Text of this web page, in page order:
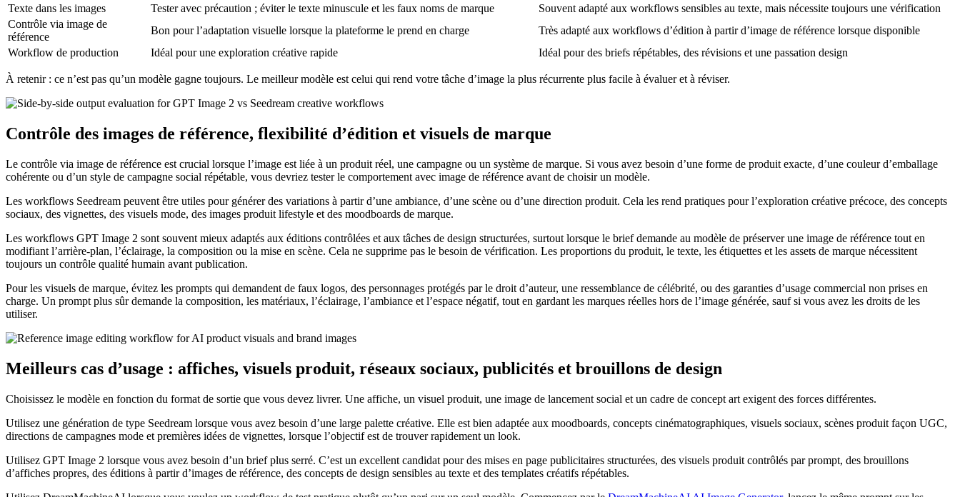
Texte dans les images
Tester avec précaution ; éviter le texte minuscule et les faux noms de marque
Souvent adapté aux workflows sensibles au texte, mais nécessite toujours une vérification
Contrôle via image de
référence
Bon pour l’adaptation visuelle lorsque la plateforme le prend en charge
Très adapté aux workflows d’édition à partir d’image de référence lorsque disponible
Workflow de production
Idéal pour une exploration créative rapide Idéal pour des briefs répétables, des révisions et une passation design
À retenir : ce n’est pas qu’un modèle gagne toujours. Le meilleur modèle est celui qui rend votre tâche d’image la plus récurrente plus facile à évaluer et à réviser.
Contrôle des images de référence, flexibilité d’édition et visuels de marque
Le contrôle via image de référence est crucial lorsque l’image est liée à un produit réel, une campagne ou un système de marque. Si vous avez besoin d’une forme de produit exacte, d’une couleur d’emballage
cohérente ou d’un style de campagne social répétable, vous devriez tester le comportement avec image de référence avant de choisir un modèle.
Les workflows Seedream peuvent être utiles pour générer des variations à partir d’une ambiance, d’une scène ou d’une direction produit. Cela les rend pratiques pour l’exploration créative précoce, des concepts
sociaux, des vignettes, des visuels mode, des images produit lifestyle et des moodboards de marque.
Les workflows GPT Image 2 sont souvent mieux adaptés aux éditions contrôlées et aux tâches de design structurées, surtout lorsque le brief demande au modèle de préserver une image de référence tout en
modifiant l’arrière-plan, l’éclairage, la composition ou la mise en scène. Cela ne supprime pas le besoin de vérification. Les proportions du produit, le texte, les étiquettes et les assets de marque nécessitent
toujours un contrôle qualité humain avant publication.
Pour les visuels de marque, évitez les prompts qui demandent de faux logos, des personnages protégés par le droit d’auteur, une ressemblance de célébrité, ou des garanties d’usage commercial non prises en
charge. Un prompt plus sûr demande la composition, les matériaux, l’éclairage, l’ambiance et l’espace négatif, tout en gardant les marques réelles hors de l’image générée, sauf si vous avez les droits de les
utiliser.
Meilleurs cas d’usage : affiches, visuels produit, réseaux sociaux, publicités et brouillons de design
Choisissez le modèle en fonction du format de sortie que vous devez livrer. Une affiche, un visuel produit, une image de lancement social et un cadre de concept art exigent des forces différentes.
Utilisez une génération de type Seedream lorsque vous avez besoin d’une large palette créative. Elle est bien adaptée aux moodboards, concepts cinématographiques, visuels sociaux, scènes produit façon UGC,
directions de campagnes mode et premières idées de vignettes, lorsque l’objectif est de trouver rapidement un look.
Utilisez GPT Image 2 lorsque vous avez besoin d’un brief plus serré. C’est un excellent candidat pour des mises en page publicitaires structurées, des visuels produit contrôlés par prompt, des brouillons
d’affiches propres, des éditions à partir d’images de référence, des concepts de design sensibles au texte et des templates créatifs répétables.